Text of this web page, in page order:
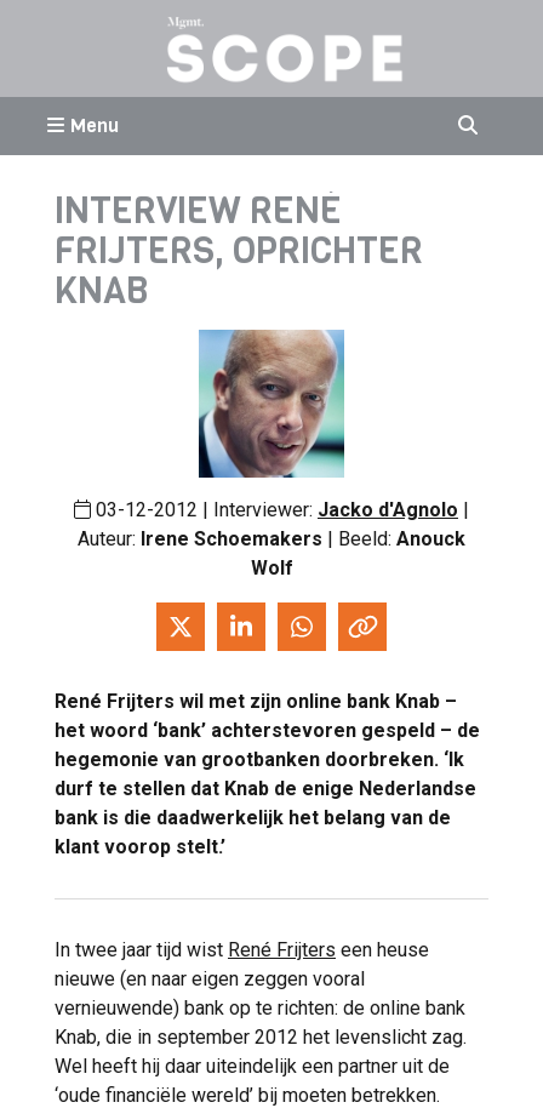
Menu
INTERVIEW RENÉ
FRIJTERS, OPRICHTER
KNAB
03-12-2012 | Interviewer: Jacko d'Agnolo |
Auteur: Irene Schoemakers | Beeld: Anouck
Wolf
René Frijters wil met zijn online bank Knab –
het woord ‘bank’ achterstevoren gespeld – de
hegemonie van grootbanken doorbreken. ‘Ik
durf te stellen dat Knab de enige Nederlandse
bank is die daadwerkelijk het belang van de
klant voorop stelt.’
In twee jaar tijd wist René Frijters een heuse
nieuwe (en naar eigen zeggen vooral
vernieuwende) bank op te richten: de online bank
Knab, die in september 2012 het levenslicht zag.
Wel heeft hij daar uiteindelijk een partner uit de
‘oude financiële wereld’ bij moeten betrekken.